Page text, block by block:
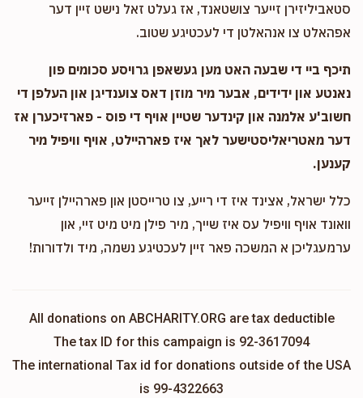
סטאביליזירן זייער צושטאנד, אז געלט זאל נישט זיין דער
אפהאלט צו אנהאלטן די לעכטיגע שטוב.
תיכף ביי די שבעה האט מען געשאפן גרויסע סכומים פון
נאנטע און ידידים, אבער מיר מוזן דאס צוענדיגן און העלפן די
חשוב'ע אלמנה און קינדער שטיין אויף די פוס - פארזיכערן אז
דער מאטריאליסטישער לאך איז פארהיילט, אויף וויפיל מיר
קענען.
כלל ישראל, אצינד איז די רייע, צו טרייסטן און פארהיילן זייער
וואונד אויף וויפיל עס איז שייך, מיר פילן מיט מיט זיי, און
ערמעגליכן א המשכה פאר זיין לעכטיגע נשמה, מיד ולדורות!
All donations on ABCHARITY.ORG are tax deductible
The tax ID for this campaign is 92-3617094
The international Tax id for donations outside of the USA
is 99-4322663